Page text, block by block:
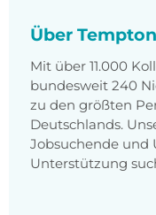
Über Tempton
Mit über 11.000
bundesweit 240
zu den größten
Deutschlands.
Jobsuchende und
Unterstützung